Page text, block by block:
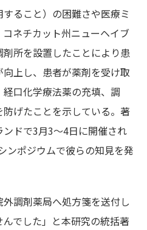
ること） の困難さや医療ミ
ネチカット州ニューヘイブ
所を設置したことにより患
上し、患者が薬剤を受け取
口化学療法薬の充填、調
げたことを示している。著
ドで3月3～4日に開催され
ンポジウムで彼らの知見を発
外調剤薬局へ処方箋を送付し
でした」と本研究の統括著